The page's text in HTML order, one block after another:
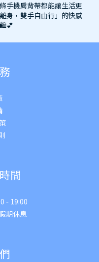
手機肩背帶都能讓生活更
身，雙手自由行」的快感
🛍️💕
間
- 19:00
期休息